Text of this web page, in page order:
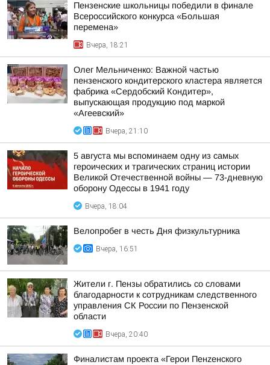
Пензенские школьницы победили в финале
Всероссийского конкурса «Большая
перемена»
Вчера, 18:21
Олег Мельниченко: Важной частью
пензенского кондитерского кластера является
фабрика «Сердобский Кондитер»,
выпускающая продукцию под маркой
«Агеевский»
Вчера, 21:10
5 августа мы вспоминаем одну из самых
героических и трагических страниц истории
Великой Отечественной войны — 73-дневную
оборону Одессы в 1941 году
Вчера, 18:04
Велопробег в честь Дня физкультурника
Вчера, 16:51
Жители г. Пензы обратились со словами
благодарности к сотрудникам следственного
управления СК России по Пензенской
области
Вчера, 20:40
Финалистам проекта «Герои Пенzенского